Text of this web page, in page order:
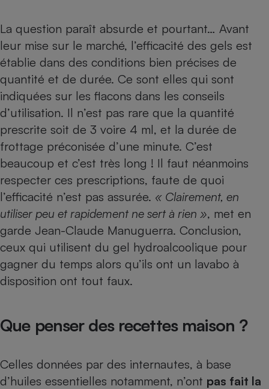
La question paraît absurde et pourtant… Avant
leur mise sur le marché, l’efficacité des gels est
établie dans des conditions bien précises de
quantité et de durée. Ce sont elles qui sont
indiquées sur les flacons dans les conseils
d’utilisation. Il n’est pas rare que la quantité
prescrite soit de 3 voire 4 ml, et la durée de
frottage préconisée d’une minute. C’est
beaucoup et c’est très long ! Il faut néanmoins
respecter ces prescriptions, faute de quoi
l’efficacité n’est pas assurée. « Clairement, en
utiliser peu et rapidement ne sert à rien », met en
garde Jean-Claude Manuguerra. Conclusion,
ceux qui utilisent du gel hydroalcoolique pour
gagner du temps alors qu’ils ont un lavabo à
disposition ont tout faux.
Que penser des recettes maison ?
Celles données par des internautes, à base
d’huiles essentielles notamment, n’ont pas fait la